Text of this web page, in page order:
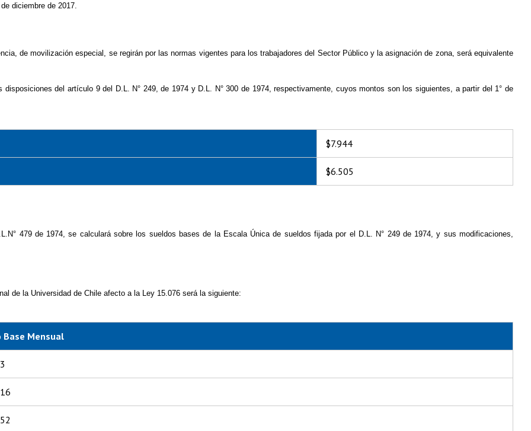
diciembre de 2017.
de movilización especial, se regirán por las normas vigentes para los trabajadores del Sector Público y la asignación de zona, será equivalente
del artículo 9 del D.L. N° 249, de 1974 y D.L. N° 300 de 1974, respectivamente, cuyos montos son los siguientes, a partir del 1° de
$7.944
$6.505
479 de 1974, se calculará sobre los sueldos bases de la Escala Única de sueldos fijada por el D.L. N° 249 de 1974, y sus modificaciones,
de la Universidad de Chile afecto a la Ley 15.076 será la siguiente:
Base Mensual